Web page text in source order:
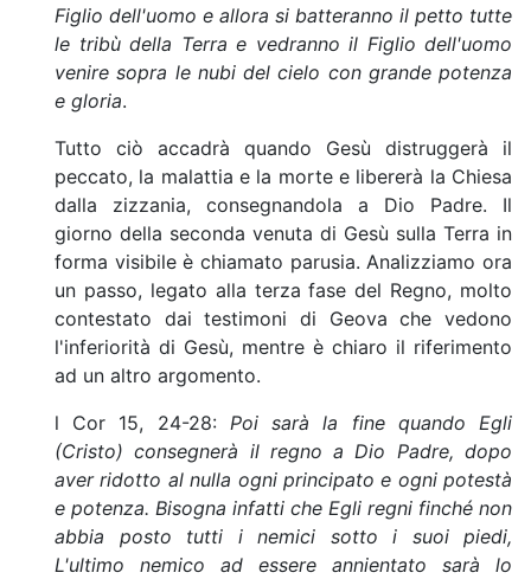
Figlio dell'uomo e allora si batteranno il petto tutte
le tribù della Terra e vedranno il Figlio dell'uomo
venire sopra le nubi del cielo con grande potenza
e gloria.
Tutto ciò accadrà quando Gesù distruggerà il
peccato, la malattia e la morte e libererà la Chiesa
dalla zizzania, consegnandola a Dio Padre. Il
giorno della seconda venuta di Gesù sulla Terra in
forma visibile è chiamato parusia. Analizziamo ora
un passo, legato alla terza fase del Regno, molto
contestato dai testimoni di Geova che vedono
l'inferiorità di Gesù, mentre è chiaro il riferimento
ad un altro argomento.
l Cor 15, 24-28: Poi sarà la fine quando Egli
(Cristo) consegnerà il regno a Dio Padre, dopo
aver ridotto al nulla ogni principato e ogni potestà
e potenza. Bisogna infatti che Egli regni finché non
abbia posto tutti i nemici sotto i suoi piedi,
L'ultimo nemico ad essere annientato sarà lo